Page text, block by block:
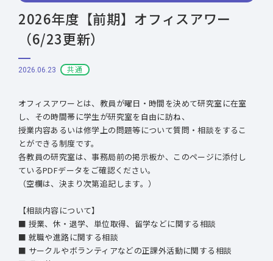
2026年度【前期】オフィスアワー
（6/23更新）
2026.06.23 共通
オフィスアワーとは、教員が曜日・時間を決めて研究室に在室
し、その時間帯に学生が研究室を自由に訪ね、
授業内容あるいは修学上の問題等について質問・相談をするこ
とができる制度です。
各教員の研究室は、事務局前の掲示板か、このページに添付し
ているPDFデータをご確認ください。
（空欄は、決まり次第追記します。）
【相談内容について】
■ 授業、休・退学、単位取得、留学などに関する相談
■ 就職や進路に関する相談
■ サークルやボランティアなどの正課外活動に関する相談